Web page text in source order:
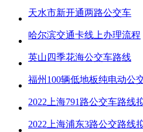
天水市新开通两路公交车
哈尔滨交通卡线上办理流程
英山四季花海公交车路线
福州100辆低地板纯电动公
2022上海791路公交车路线
2022上海浦东3路公交路线